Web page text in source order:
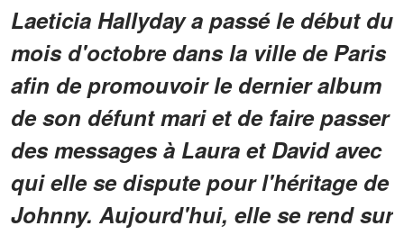
Laeticia Hallyday a passé le début du
mois d'octobre dans la ville de Paris
afin de promouvoir le dernier album
de son défunt mari et de faire passer
des messages à Laura et David avec
qui elle se dispute pour l'héritage de
Johnny. Aujourd'hui, elle se rend sur